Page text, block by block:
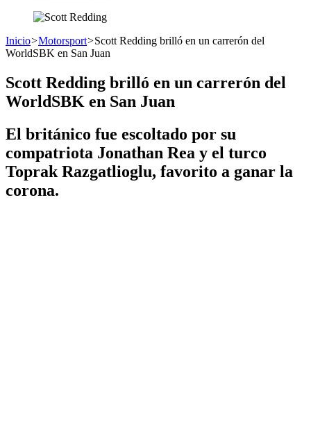
Inicio>Motorsport>Scott Redding brilló en un carrerón del
WorldSBK en San Juan
Scott Redding brilló en un carrerón del
WorldSBK en San Juan
El británico fue escoltado por su
compatriota Jonathan Rea y el turco
Toprak Razgatlioglu, favorito a ganar la
corona.